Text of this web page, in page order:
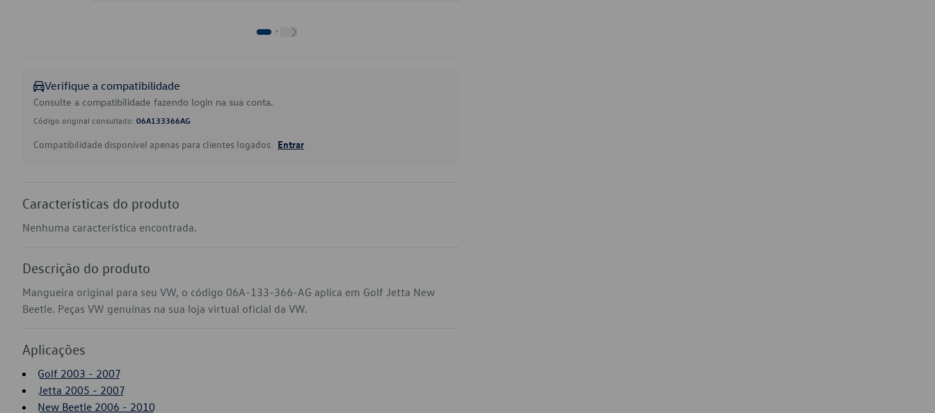
Verifique a compatibilidade
Consulte a compatibilidade fazendo login na sua conta.
Código original consultado: 06A133366AG
Compatibilidade disponível apenas para clientes logados. Entrar
Características do produto
Nenhuma característica encontrada.
Descrição do produto
Mangueira original para seu VW, o código 06A-133-366-AG aplica em Golf Jetta New
Beetle. Peças VW genuínas na sua loja virtual oficial da VW.
Aplicações
Golf 2003 - 2007
Jetta 2005 - 2007
New Beetle 2006 - 2010